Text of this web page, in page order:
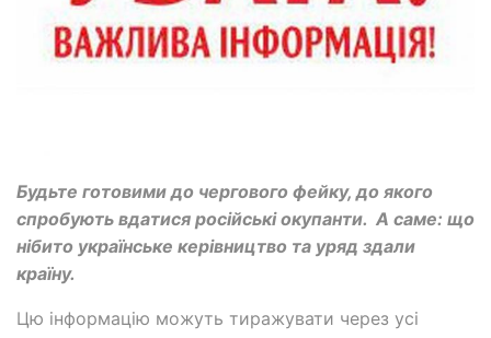
Будьте готовими до чергового фейку, до якого
спробують вдатися російські окупанти. А саме: що
нібито українське керівництво та уряд здали
країну.
Цю інформацію можуть тиражувати через усі